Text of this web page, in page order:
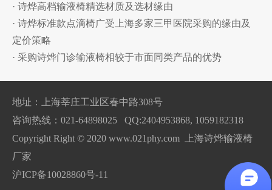
· 诗烨高档输液椅精选材质及选材缘由
· 诗烨标准款点滴椅广受上海多家三甲医院采购的缘由及
定价策略
· 采购诗烨门诊输液椅相较于市面同类产品的优势
地址：上海莘庄工业区春中路308号
咨询热线：021-64898025 QQ:2404953868, 1059182318
Copyright Right © 2020 www.021phy.com 上海诗烨输液椅
厂家
沪ICP备10028860号-11